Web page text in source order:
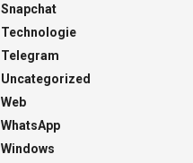
Snapchat
Technologie
Telegram
Uncategorized
Web
WhatsApp
Windows